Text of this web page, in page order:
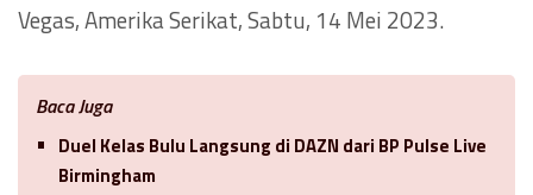
Vegas, Amerika Serikat, Sabtu, 14 Mei 2023.
Baca Juga
Duel Kelas Bulu Langsung di DAZN dari BP Pulse Live
Birmingham